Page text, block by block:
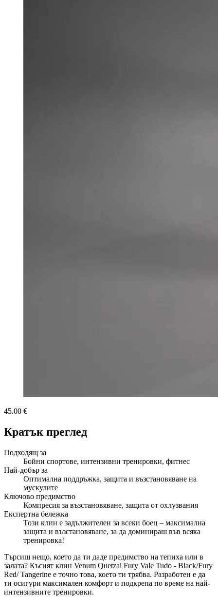
45.00 €
Кратък преглед
Подходящ за
Бойни спортове, интензивни тренировки, фитнес
Най-добър за
Оптимална поддръжка, защита и възстановяване на
мускулите
Ключово предимство
Компресия за възстановяване, защита от охлузвания
Експертна бележка
Този клин е задължителен за всеки боец – максимална
защита и възстановяване, за да доминираш във всяка
тренировка!
Търсиш нещо, което да ти даде предимство на тепиха или в
залата? Късият клин Venum Quetzal Fury Vale Tudo - Black/Fury
Red/ Tangerine е точно това, което ти трябва. Разработен е да
ти осигури максимален комфорт и подкрепа по време на най-
интензивните тренировки.